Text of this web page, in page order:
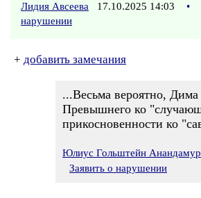
Лидия Авсеева 17.10.2025 14:03 •
нарушении
+ добавить замечания
...Весьма вероятно, Дима
Превышнего ко
прикосновенности ко
Юлиус Гольштейн
Заявить о нарушении